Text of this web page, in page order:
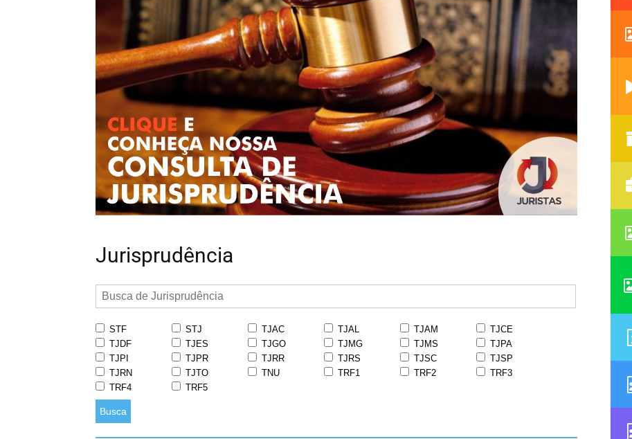
Jurisprudência
STF STJ TJAC TJAL TJAM
TJCE
TJDF
TJES TJGO TJMG TJMS
TJPA
TJPI
TJPR TJRR TJRS TJSC
TJSP
TJRN
TJTO TNU TRF1 TRF2
TRF3
TRF4
TRF5
Busca